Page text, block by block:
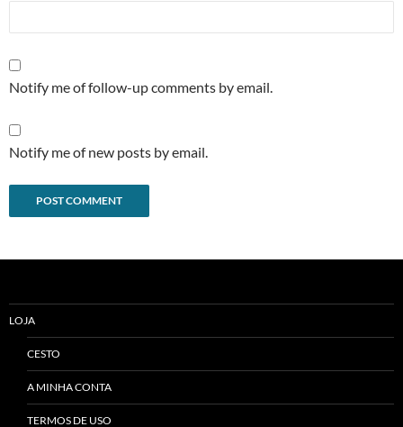
Notify me of follow-up comments by email.
Notify me of new posts by email.
LOJA
CESTO
A MINHA CONTA
TERMOS DE USO